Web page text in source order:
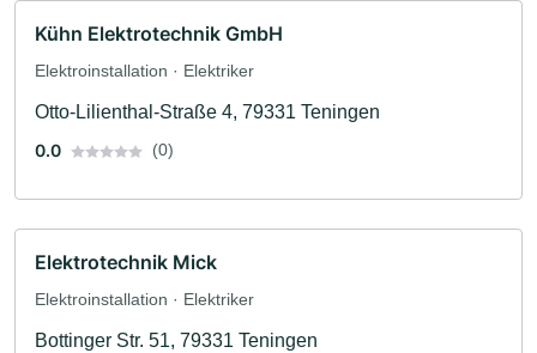
Kühn Elektrotechnik GmbH
Elektroinstallation · Elektriker
Otto-Lilienthal-Straße 4, 79331 Teningen
0.0
(0)
Elektrotechnik Mick
Elektroinstallation · Elektriker
Bottinger Str. 51, 79331 Teningen